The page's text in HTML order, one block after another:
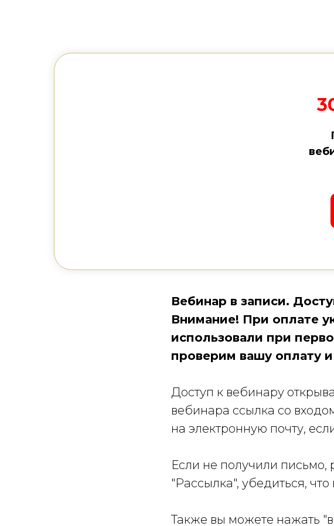
Вебинар в записи.
Внимание! При оплате
использовали при
проверим вашу оплату
Доступ к вебинару
вебинара ссылка со
на электронную почту,
Если не получили
"Рассылка", убедиться,
Также вы можете нажать